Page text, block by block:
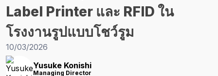
Label Printer และ RFID ใน
โรงงานรูปแบบโชว์รูม
10/03/2026
Yusuke Konishi
Managing Director